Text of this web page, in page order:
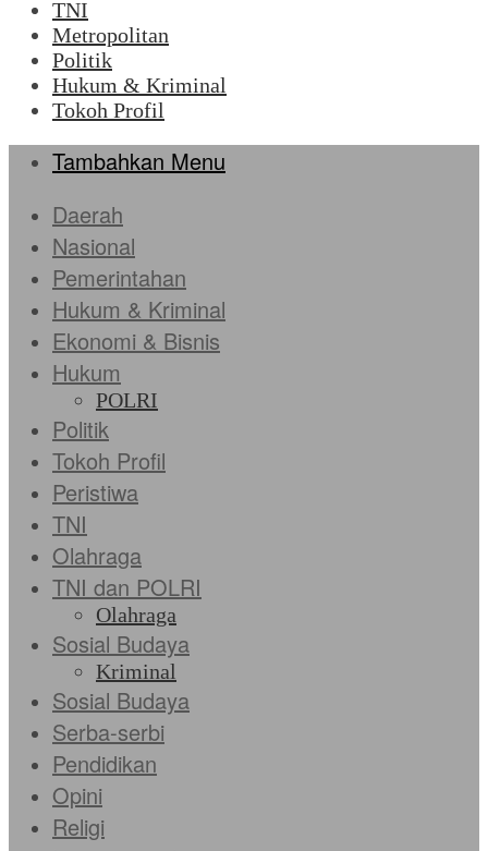
TNI
Metropolitan
Politik
Hukum & Kriminal
Tokoh Profil
Tambahkan Menu
Daerah
Nasional
Pemerintahan
Hukum & Kriminal
Ekonomi & Bisnis
Hukum
POLRI
Politik
Tokoh Profil
Peristiwa
TNI
Olahraga
TNI dan POLRI
Olahraga
Sosial Budaya
Kriminal
Sosial Budaya
Serba-serbi
Pendidikan
Opini
Religi